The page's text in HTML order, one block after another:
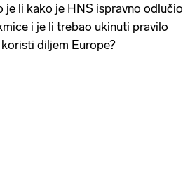
je li kako je HNS ispravno odlučio
i je li trebao ukinuti pravilo
diljem Europe?